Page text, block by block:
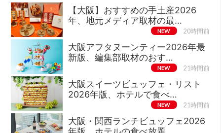
【大阪】おすすめの手土産2026
年、地元メディア取材の最…
NEW 20時間前
大阪アフタヌーンティー2026年最
新版、編集部取材のおす…
NEW 21時間前
大阪スイーツビュッフェ・リスト
2026年版、ホテルで食べ…
NEW 21時間前
大阪・関西ランチビュッフェ2026